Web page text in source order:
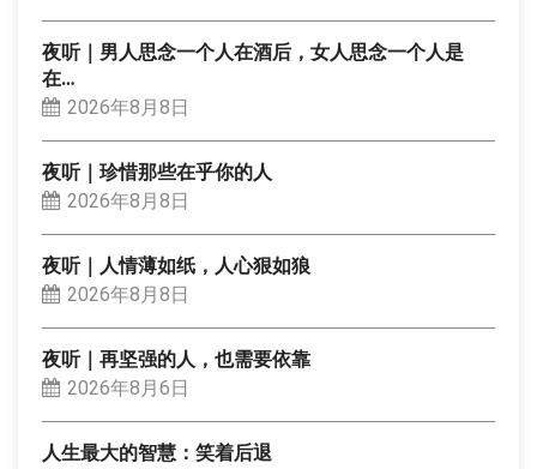
夜听｜男人思念一个人在酒后，女人思念一个人是
在…
2026年8月8日
夜听｜珍惜那些在乎你的人
2026年8月8日
夜听｜人情薄如纸，人心狠如狼
2026年8月8日
夜听｜再坚强的人，也需要依靠
2026年8月6日
人生最大的智慧：笑着后退